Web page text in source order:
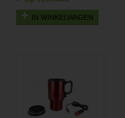
IN WINKELWAGEN